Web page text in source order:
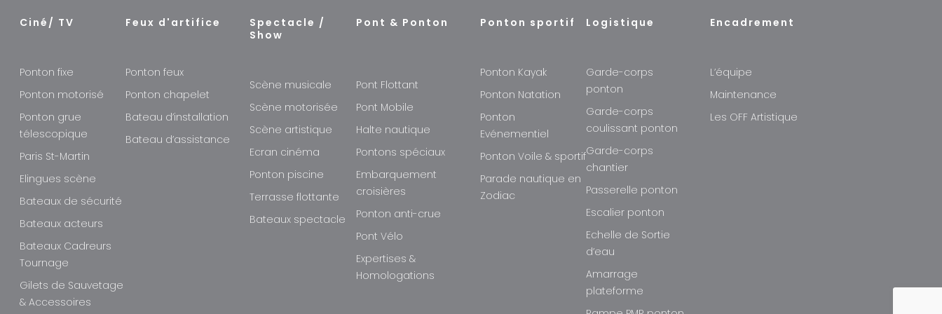
Ciné/ TV Feux d'artifice
Ponton fixe
Ponton motorisé
Ponton grue
télescopique
Paris St-Martin
Elingues scène
Bateaux de sécurité
Bateaux acteurs
Bateaux Cadreurs
Tournage
Gilets de Sauvetage
& Accessoires
Ponton feux
Ponton chapelet
Bateau d’installation
Bateau d’assistance
Spectacle /
Show
Pont & Ponton
Scène musicale
Scène motorisée
Scène artistique
Ecran cinéma
Ponton piscine
Terrasse flottante
Bateaux spectacle
Pont Flottant
Pont Mobile
Halte nautique
Pontons spéciaux
Embarquement
croisières
Ponton anti-crue
Pont Vélo
Expertises &
Homologations
Ponton sportif Logistique
Ponton Kayak
Ponton Natation
Ponton
Evénementiel
Ponton Voile & sportif
Parade nautique en
Zodiac
Garde-corps
ponton
Garde-corps
coulissant ponton
Garde-corps
chantier
Passerelle ponton
Escalier ponton
Echelle de Sortie
d’eau
Amarrage
plateforme
Encadrement
L’équipe
Maintenance
Les OFF Artistique